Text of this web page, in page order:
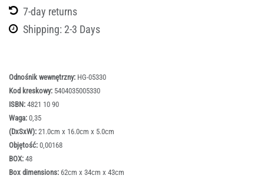
7-day returns
Shipping: 2-3 Days
Odnośnik wewnętrzny: HG-05330
Kod kreskowy: 5404035005330
ISBN: 4821 10 90
Waga: 0,35
(DxSxW): 21.0cm x 16.0cm x 5.0cm
Objętość: 0,00168
BOX: 48
Box dimensions: 62cm x 34cm x 43cm